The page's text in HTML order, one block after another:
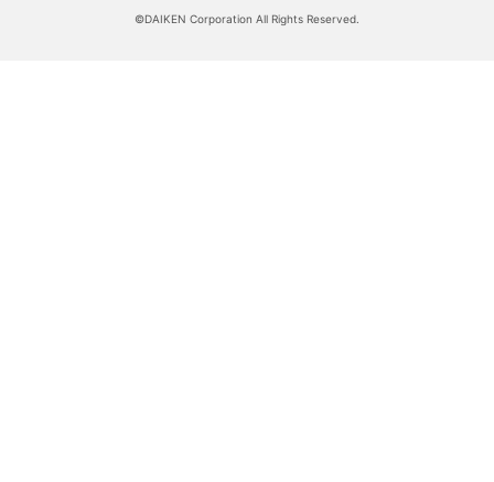
©DAIKEN Corporation All Rights Reserved.